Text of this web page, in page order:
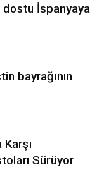
dostu İspanyaya
bayrağının
Sürüyor